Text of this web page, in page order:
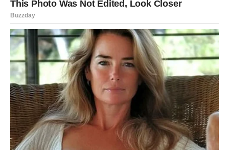
dan kada srce govori glasnije nego razum.
Ako si dugo nosio nešto u sebi – danas dolazi trenutak
kada to više ne možeš da kriješ. Suze, priznanja, istina –
sve izlazi.
Ali, tu je i nagrada. Jedan Rak danas dobija sve što je
dugo čekao – ljubav, potvrdu, sigurnost.
Ako si bio iskren prema sebi – danas ti se to vraća.